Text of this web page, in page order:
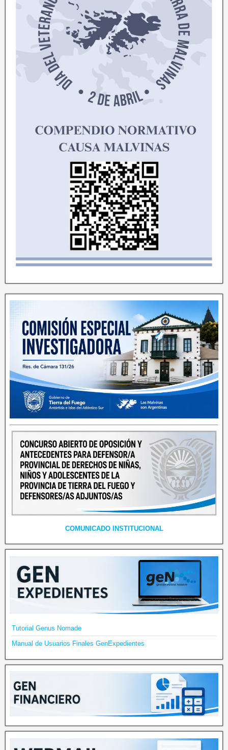
COMUNICADO INSTITUCIONAL
Tutorial Genus Nomade
Manual de Usuarios Finales GenExpedientes